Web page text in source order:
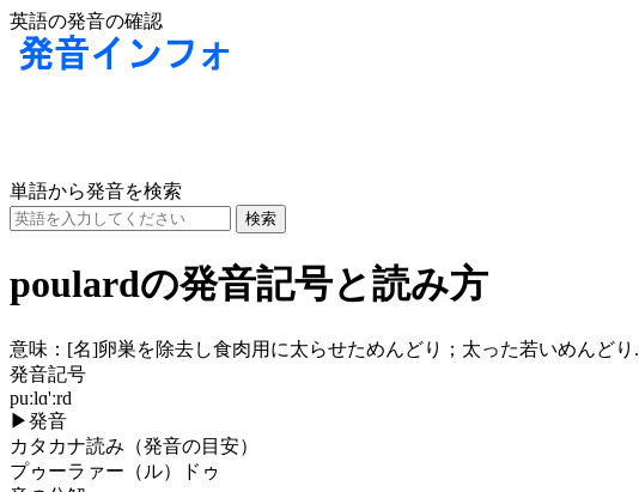
英語の発音の確認
単語から発音を検索
poulardの発音記号と読み方
意味： [名]卵巣を除去し食肉用に太らせためんどり；太った若いめんどり.
発音記号
puːlɑ'ːrd
▶発音
カタカナ読み（発音の目安）
プゥーラァー（ル）ドゥ